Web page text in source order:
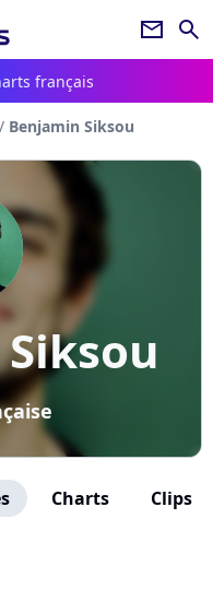
newsletter search
français
/ Benjamin Siksou
Charts Clips